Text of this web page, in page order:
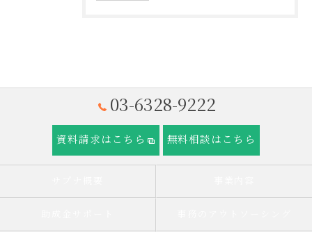
03-6328-9222
資料請求はこちら 無料相談はこちら